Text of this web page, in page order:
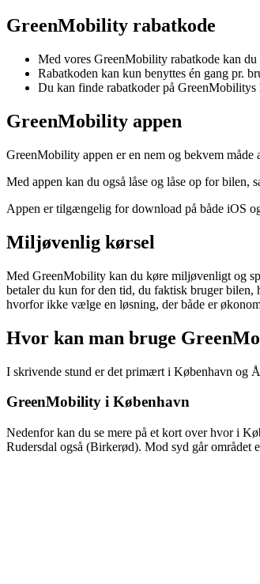
GreenMobility rabatkode
Med vores GreenMobility rabatkode kan
Rabatkoden kan kun benyttes én gang pr.
Du kan finde rabatkoder på GreenMobilitys
GreenMobility appen
GreenMobility appen er en nem og bekvem måde
Med appen kan du også låse og låse op for bilen,
Appen er tilgængelig for download på både iOS
Miljøvenlig kørsel
Med GreenMobility kan du køre miljøvenligt og
betaler du kun for den tid, du faktisk bruger
hvorfor ikke vælge en løsning, der både er
Hvor kan man bruge
I skrivende stund er det primært i København og
GreenMobility i København
Nedenfor kan du se mere på et kort over hvor i
Rudersdal også (Birkerød). Mod syd går